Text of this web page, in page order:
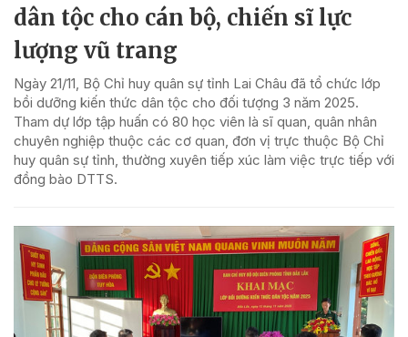
dân tộc cho cán bộ, chiến sĩ lực
lượng vũ trang
Ngày 21/11, Bộ Chỉ huy quân sự tỉnh Lai Châu đã tổ chức lớp
bồi dưỡng kiến thức dân tộc cho đối tượng 3 năm 2025.
Tham dự lớp tập huấn có 80 học viên là sĩ quan, quân nhân
chuyên nghiệp thuộc các cơ quan, đơn vị trực thuộc Bộ Chỉ
huy quân sự tỉnh, thường xuyên tiếp xúc làm việc trực tiếp với
đồng bào DTTS.